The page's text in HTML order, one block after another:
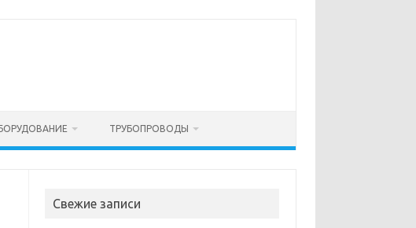
ТРУБОПРОВОДЫ
Свежие записи